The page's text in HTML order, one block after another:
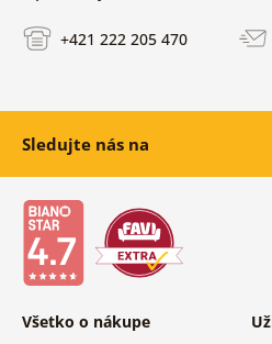
+421 222 205 470
Sledujte nás na
Všetko o nákupe